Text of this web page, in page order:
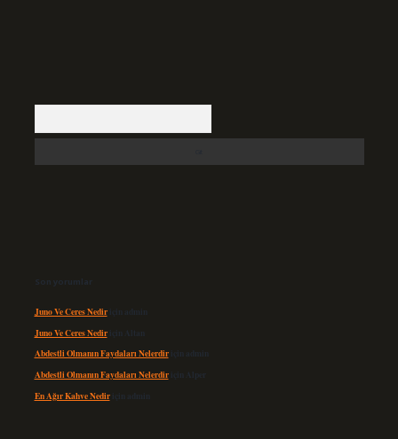
Son yorumlar
Juno Ve Ceres Nediriçin admin
Juno Ve Ceres Nediriçin Altan
Abdestli Olmanın Faydaları Nelerdiriçin admin
Abdestli Olmanın Faydaları Nelerdiriçin Alper
En Ağır Kahve Nediriçin admin